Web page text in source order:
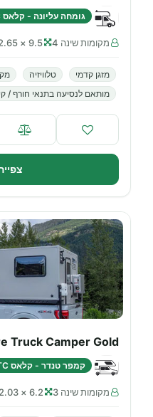
גומחה עליונה - קלאס C
מקומות שינה 4 9.5 × 2.65 m
מזגן קדמי טלוויזיה
מותאם לנסיעה בתנאי חורף /
Truck Camper Gold
קמפר טנדר - קלאס TC
מקומות שינה 3 6.2 × 2.03 m